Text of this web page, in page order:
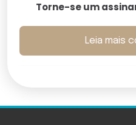
Torne-se um
Leia mais